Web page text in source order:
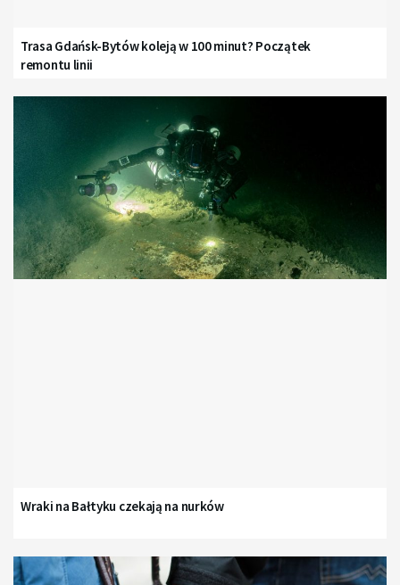
Trasa Gdańsk-Bytów koleją w 100 minut? Początek
remontu linii
Wraki na Bałtyku czekają na nurków